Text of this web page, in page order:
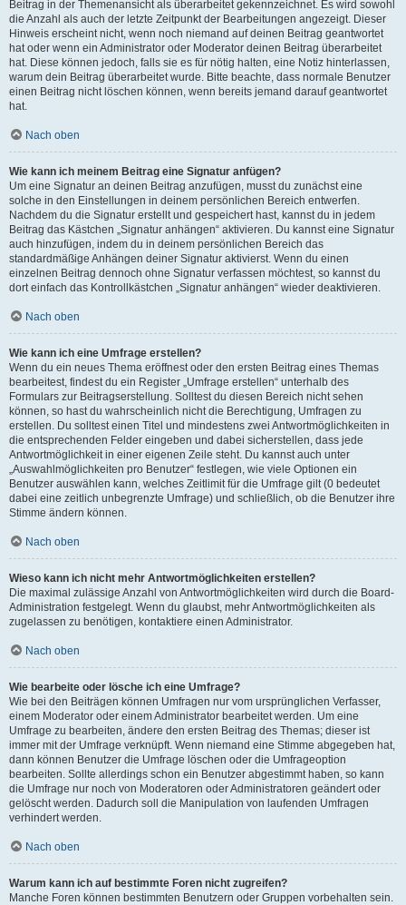
Beitrag in der Themenansicht als überarbeitet gekennzeichnet. Es wird sowohl
die Anzahl als auch der letzte Zeitpunkt der Bearbeitungen angezeigt. Dieser
Hinweis erscheint nicht, wenn noch niemand auf deinen Beitrag geantwortet
hat oder wenn ein Administrator oder Moderator deinen Beitrag überarbeitet
hat. Diese können jedoch, falls sie es für nötig halten, eine Notiz hinterlassen,
warum dein Beitrag überarbeitet wurde. Bitte beachte, dass normale Benutzer
einen Beitrag nicht löschen können, wenn bereits jemand darauf geantwortet
hat.
Nach oben
Wie kann ich meinem Beitrag eine Signatur anfügen?
Um eine Signatur an deinen Beitrag anzufügen, musst du zunächst eine
solche in den Einstellungen in deinem persönlichen Bereich entwerfen.
Nachdem du die Signatur erstellt und gespeichert hast, kannst du in jedem
Beitrag das Kästchen „Signatur anhängen“ aktivieren. Du kannst eine Signatur
auch hinzufügen, indem du in deinem persönlichen Bereich das
standardmäßige Anhängen deiner Signatur aktivierst. Wenn du einen
einzelnen Beitrag dennoch ohne Signatur verfassen möchtest, so kannst du
dort einfach das Kontrollkästchen „Signatur anhängen“ wieder deaktivieren.
Nach oben
Wie kann ich eine Umfrage erstellen?
Wenn du ein neues Thema eröffnest oder den ersten Beitrag eines Themas
bearbeitest, findest du ein Register „Umfrage erstellen“ unterhalb des
Formulars zur Beitragserstellung. Solltest du diesen Bereich nicht sehen
können, so hast du wahrscheinlich nicht die Berechtigung, Umfragen zu
erstellen. Du solltest einen Titel und mindestens zwei Antwortmöglichkeiten in
die entsprechenden Felder eingeben und dabei sicherstellen, dass jede
Antwortmöglichkeit in einer eigenen Zeile steht. Du kannst auch unter
„Auswahlmöglichkeiten pro Benutzer“ festlegen, wie viele Optionen ein
Benutzer auswählen kann, welches Zeitlimit für die Umfrage gilt (0 bedeutet
dabei eine zeitlich unbegrenzte Umfrage) und schließlich, ob die Benutzer ihre
Stimme ändern können.
Nach oben
Wieso kann ich nicht mehr Antwortmöglichkeiten erstellen?
Die maximal zulässige Anzahl von Antwortmöglichkeiten wird durch die Board-
Administration festgelegt. Wenn du glaubst, mehr Antwortmöglichkeiten als
zugelassen zu benötigen, kontaktiere einen Administrator.
Nach oben
Wie bearbeite oder lösche ich eine Umfrage?
Wie bei den Beiträgen können Umfragen nur vom ursprünglichen Verfasser,
einem Moderator oder einem Administrator bearbeitet werden. Um eine
Umfrage zu bearbeiten, ändere den ersten Beitrag des Themas; dieser ist
immer mit der Umfrage verknüpft. Wenn niemand eine Stimme abgegeben hat,
dann können Benutzer die Umfrage löschen oder die Umfrageoption
bearbeiten. Sollte allerdings schon ein Benutzer abgestimmt haben, so kann
die Umfrage nur noch von Moderatoren oder Administratoren geändert oder
gelöscht werden. Dadurch soll die Manipulation von laufenden Umfragen
verhindert werden.
Nach oben
Warum kann ich auf bestimmte Foren nicht zugreifen?
Manche Foren können bestimmten Benutzern oder Gruppen vorbehalten sein.